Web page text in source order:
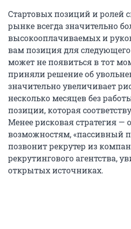
Стартовых позиций и ролей
рынке всегда значительно
высокооплачиваемых и
вам позиция для
может не появиться в тот
приняли решение об
значительно увеличивает
несколько месяцев без
позиции, которая
Менее рисковая стратегия —
возможностям, «пассивный
позвонит рекрутер из
рекрутингового агентства,
открытых источниках.